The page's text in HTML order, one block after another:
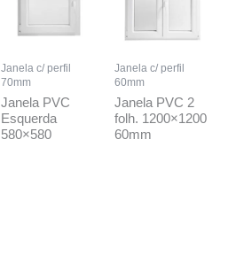
Janela c/ perfil
70mm
Janela PVC
Esquerda
580×580
Janela c/ perfil
60mm
Janela PVC 2
folh. 1200×1200
60mm